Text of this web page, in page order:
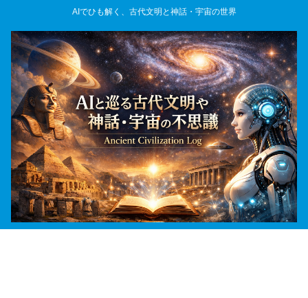
AIでひも解く、古代文明と神話・宇宙の世界